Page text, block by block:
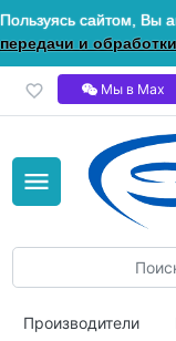
Пользуясь сайтом, Вы
передачи и
Мы в Мах
Производители